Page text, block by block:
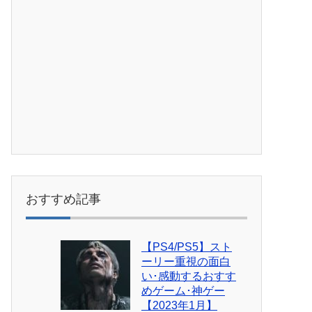
おすすめ記事
【PS4/PS5】スト
ーリー重視の面白
い･感動するおすす
めゲーム･神ゲー
【2023年1月】